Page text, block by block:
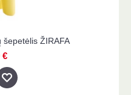
šepetėlis ŽIRAFA
€